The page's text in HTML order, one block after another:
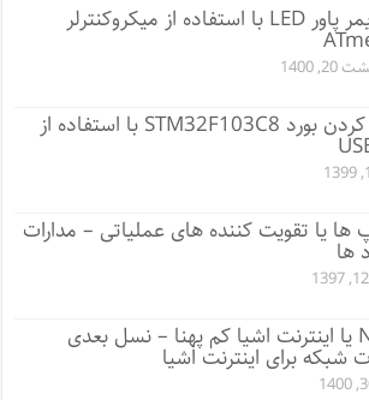
مدار دیمر پاور LED با استفاده از میکروکنترلر
1400
پروگرم کردن بورد STM32F103C8 با استفاده از
یا تقویت کننده های عملیاتی – مدارات
ها
NB-IoT یا اینترنت اشیا کم پهنا – نسل بعدی
شبکه برای اینترنت اشیا